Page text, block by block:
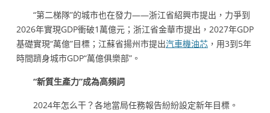
“第二梯隊”的城市也在發力——浙江省紹興市提出，力爭到
2026年實現GDP衝破1萬億元；浙江省金華市提出，2027年GDP
基礎實現“萬億”目標；江蘇省揚州市提出汽車機油芯 ，用3到5年
時間躋身城市GDP“萬億俱樂部”。
“新質生產力”成為高頻詞
2024年怎么干？各地當局任務報告紛紛設定新年目標。